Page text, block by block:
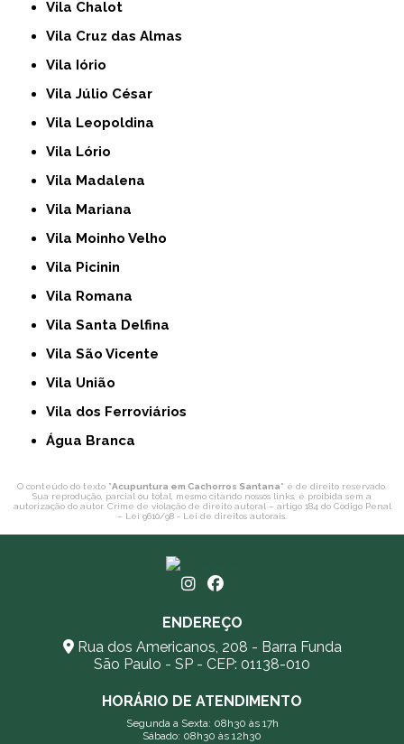
Vila Chalot
Vila Cruz das Almas
Vila Iório
Vila Júlio César
Vila Leopoldina
Vila Lório
Vila Madalena
Vila Mariana
Vila Moinho Velho
Vila Picinin
Vila Romana
Vila Santa Delfina
Vila São Vicente
Vila União
Vila dos Ferroviários
Água Branca
O conteúdo do texto "Acupuntura em Cachorros Santana" é de direito reservado.
Sua reprodução, parcial ou total, mesmo citando nossos links, é proibida sem a
autorização do autor. Crime de violação de direito autoral – artigo 184 do Código Penal
– Lei 9610/98 - Lei de direitos autorais.
ENDEREÇO
Rua dos Americanos, 208 - Barra Funda
São Paulo - SP - CEP: 01138-010
HORÁRIO DE ATENDIMENTO
Segunda a Sexta: 08h30 às 17h
Sábado: 08h30 às 12h30